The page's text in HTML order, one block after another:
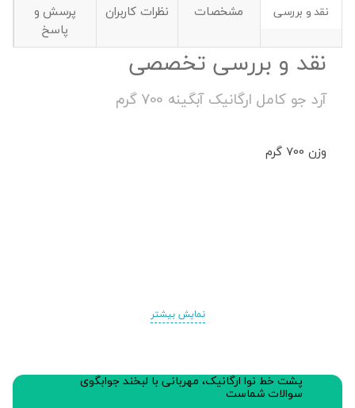
نقد و بررسی مشخصات نظرات کاربران
پرسش و
پاسخ
نقد و بررسی تخصصی
آرد جو کامل ارگانیک آبگینه 700 گرم
وزن 700 گرم
نمایش بیشتر
پشت خط نوا ارگانیک، مهربانی با لبخند جوابگوی
سوالات شماست